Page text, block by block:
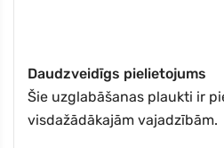
Daudzveidīgs pielietojums
Šie uzglabāšanas plaukti ir
visdažādākajām vajadzībām.